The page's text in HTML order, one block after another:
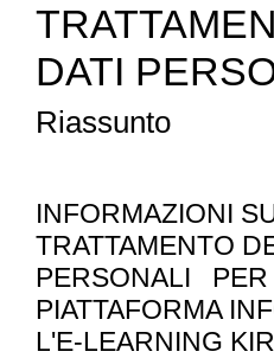
DATI
Riassunto
INFORMAZIONI
TRATTAMENTO
PERSONALI
PER
PIATTAFORMA
L'E-LEARNING